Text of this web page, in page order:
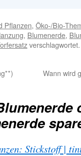
Pflanzen, Öko-/Bio-
, Blumenerde,
Wann wird
Stickstoff |